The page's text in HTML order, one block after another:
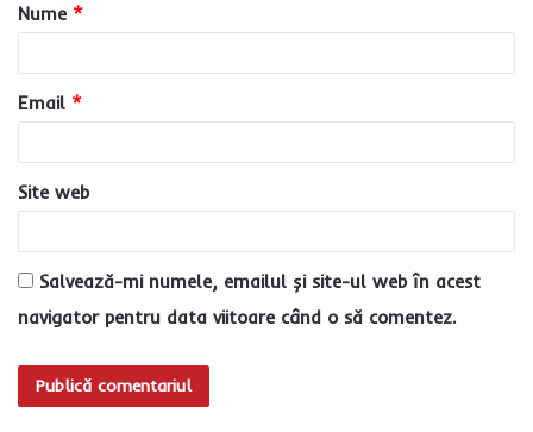
r
*
Nume *
Email *
Site web
Salvează-mi numele, emailul și site-ul web în acest
navigator pentru data viitoare când o să comentez.